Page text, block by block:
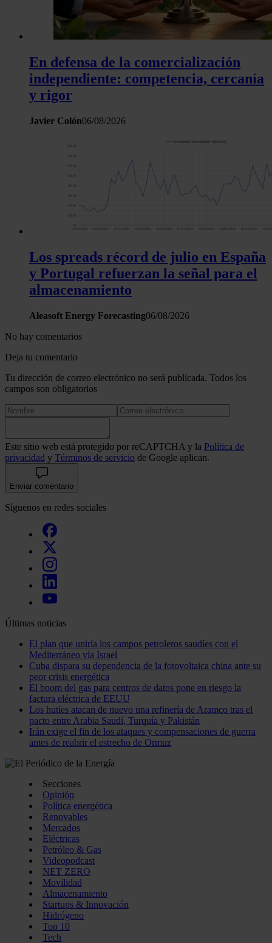
En defensa de la comercialización
independiente: competencia, cercanía
y rigor
Javier Colón06/08/2026
Los spreads récord de julio en España
y Portugal refuerzan la señal para el
almacenamiento
Aleasoft Energy Forecasting06/08/2026
No hay comentarios
Deja tu comentario
Tu dirección de correo electrónico no será publicada. Todos los
campos son obligatorios
Este sitio web está protegido por reCAPTCHA y la Política de
privacidad y Términos de servicio de Google aplican.
Enviar comentario
Síguenos en redes sociales
Últimas noticias
El plan que uniría los campos petroleros saudíes con el
Mediterráneo vía Israel
Cuba dispara su dependencia de la fotovoltaica china ante su
peor crisis energética
El boom del gas para centros de datos pone en riesgo la
factura eléctrica de EEUU
Los hutíes atacan de nuevo una refinería de Aramco tras el
pacto entre Arabia Saudí, Turquía y Pakistán
Irán exige el fin de los ataques y compensaciones de guerra
antes de reabrir el estrecho de Ormuz
Secciones
Opinión
Política energética
Renovables
Mercados
Eléctricas
Petróleo & Gas
Videopodcast
NET ZERO
Movilidad
Almacenamiento
Startups & Innovación
Hidrógeno
Top 10
Tech